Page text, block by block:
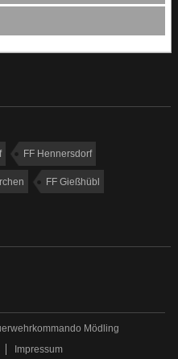
FF Hennersdorf
FF Gießhübl
Mödling
Impressum